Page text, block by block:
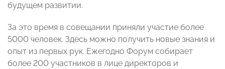
будущем развитии.
За это время в совещании приняли участие более
5000 человек. Здесь можно получить новые знания и
опыт из первых рук. Ежегодно Форум собирает
более 200 участников в лице директоров и